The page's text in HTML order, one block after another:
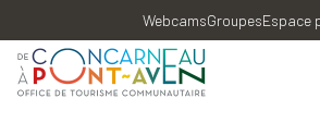
WebcamsGroupesEspace